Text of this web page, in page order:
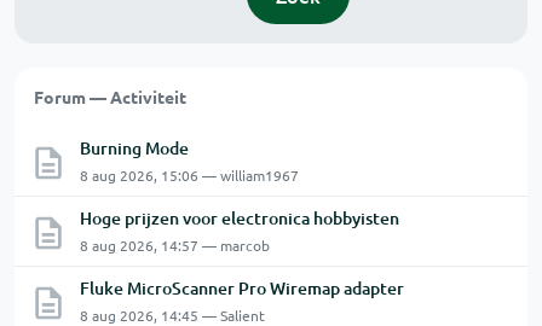
Forum — Activiteit
Burning Mode
8 aug 2026, 15:06 — william1967
Hoge prijzen voor electronica hobbyisten
8 aug 2026, 14:57 — marcob
Fluke MicroScanner Pro Wiremap adapter
8 aug 2026, 14:45 — Salient